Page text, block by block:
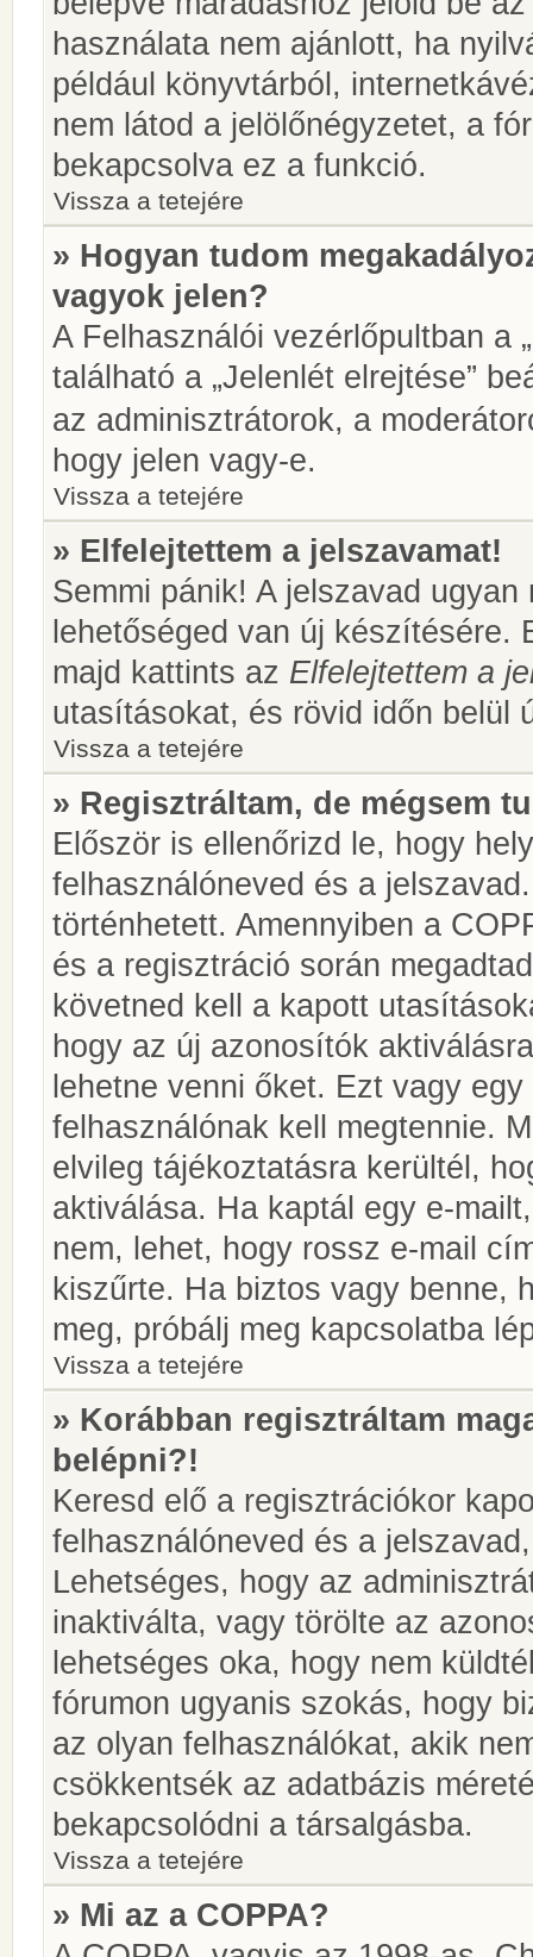
használata nem ajánlott, ha
például könyvtárból,
nem látod a jelölőnégyzetet, a
bekapcsolva ez a funkció.
Vissza a tetejére
» Hogyan tudom
vagyok jelen?
A Felhasználói vezérlőpultban a
található a „Jelenlét elrejtése”
az adminisztrátorok, a
hogy jelen vagy-e.
Vissza a tetejére
» Elfelejtettem a jelszavamat!
Semmi pánik! A jelszavad
lehetőséged van új készítésére.
majd kattints az Elfelejtettem a
utasításokat, és rövid időn belül
Vissza a tetejére
» Regisztráltam, de mégsem
Először is ellenőrizd le, hogy
felhasználóneved és a
történhetett. Amennyiben a
és a regisztráció során
követned kell a kapott
hogy az új azonosítók
lehetne venni őket. Ezt vagy
felhasználónak kell megtennie.
elvileg tájékoztatásra kerültél,
aktiválása. Ha kaptál egy e-
nem, lehet, hogy rossz e-mail
kiszűrte. Ha biztos vagy benne,
meg, próbálj meg kapcsolatba
Vissza a tetejére
» Korábban regisztráltam
belépni?!
Keresd elő a regisztrációkor
felhasználóneved és a
Lehetséges, hogy az
inaktiválta, vagy törölte az
lehetséges oka, hogy nem
fórumon ugyanis szokás, hogy
az olyan felhasználókat, akik
csökkentsék az adatbázis
bekapcsolódni a társalgásba.
Vissza a tetejére
» Mi az a COPPA?